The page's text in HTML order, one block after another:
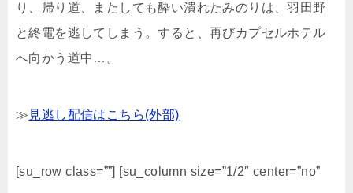
り、帰り道、またしても酔い潰れたみのりは、羽田野
と終電を逃してしまう。すると、再びカプセルホテル
へ向かう道中…。
≫ 見逃し配信はこちら(外部)
[su_row class=””] [su_column size=”1/2″ center=”no”